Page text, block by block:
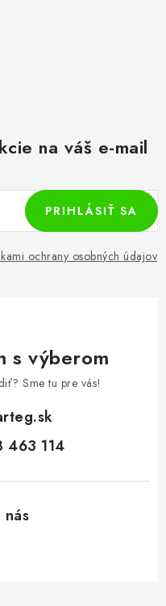
na váš e-mail
ochrany osobných údajov
PRIHLÁSIŤ SA
s výberom
Sme tu pre vás!
463 114